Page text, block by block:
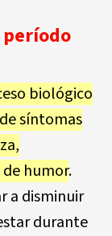
biológico
síntomas
de humor.
a disminuir
durante